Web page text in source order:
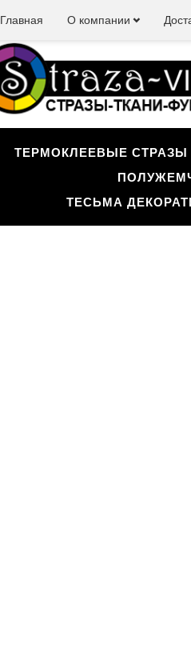
Главная О компании
ТЕРМОКЛЕЕВЫЕ СТРАЗЫ
ТЕСЬМА